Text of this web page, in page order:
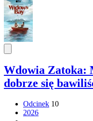
Wdowia Zatoka:
dobrze się
Odcinek 10
2026